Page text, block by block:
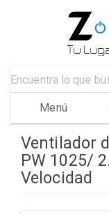
Menú
Ventilador
PW 1025/
Velocidad